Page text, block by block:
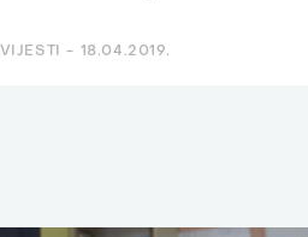
VIJESTI - 18.04.2019.